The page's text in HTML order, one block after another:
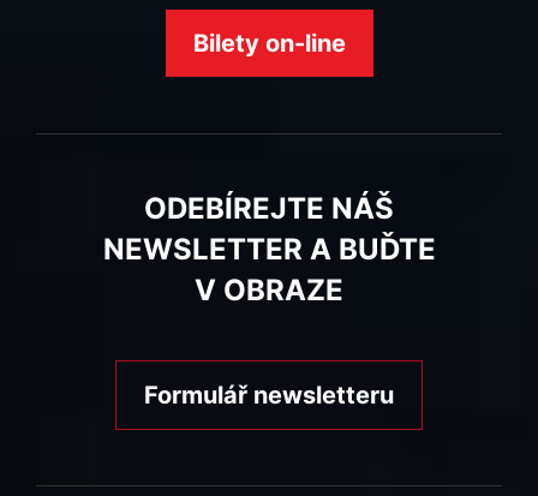
Bilety on-line
ODEBÍREJTE NÁŠ
NEWSLETTER A BUĎTE
V OBRAZE
Formulář newsletteru